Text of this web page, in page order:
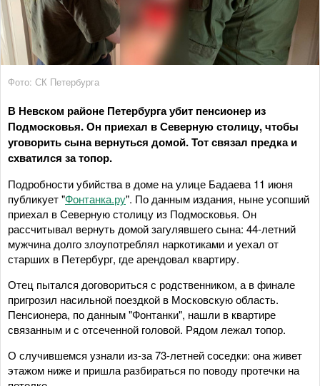
Фото: СК Петербурга
В Невском районе Петербурга убит пенсионер из
Подмосковья. Он приехал в Северную столицу, чтобы
уговорить сына вернуться домой. Тот связал предка и
схватился за топор.
Подробности убийства в доме на улице Бадаева 11 июня
публикует "Фонтанка.ру". По данным издания, ныне усопший
приехал в Северную столицу из Подмосковья. Он
рассчитывал вернуть домой загулявшего сына: 44-летний
мужчина долго злоупотреблял наркотиками и уехал от
старших в Петербург, где арендовал квартиру.
Отец пытался договориться с родственником, а в финале
пригрозил насильной поездкой в Московскую область.
Пенсионера, по данным "Фонтанки", нашли в квартире
связанным и с отсеченной головой. Рядом лежал топор.
О случившемся узнали из-за 73-летней соседки: она живет
этажом ниже и пришла разбираться по поводу протечки на